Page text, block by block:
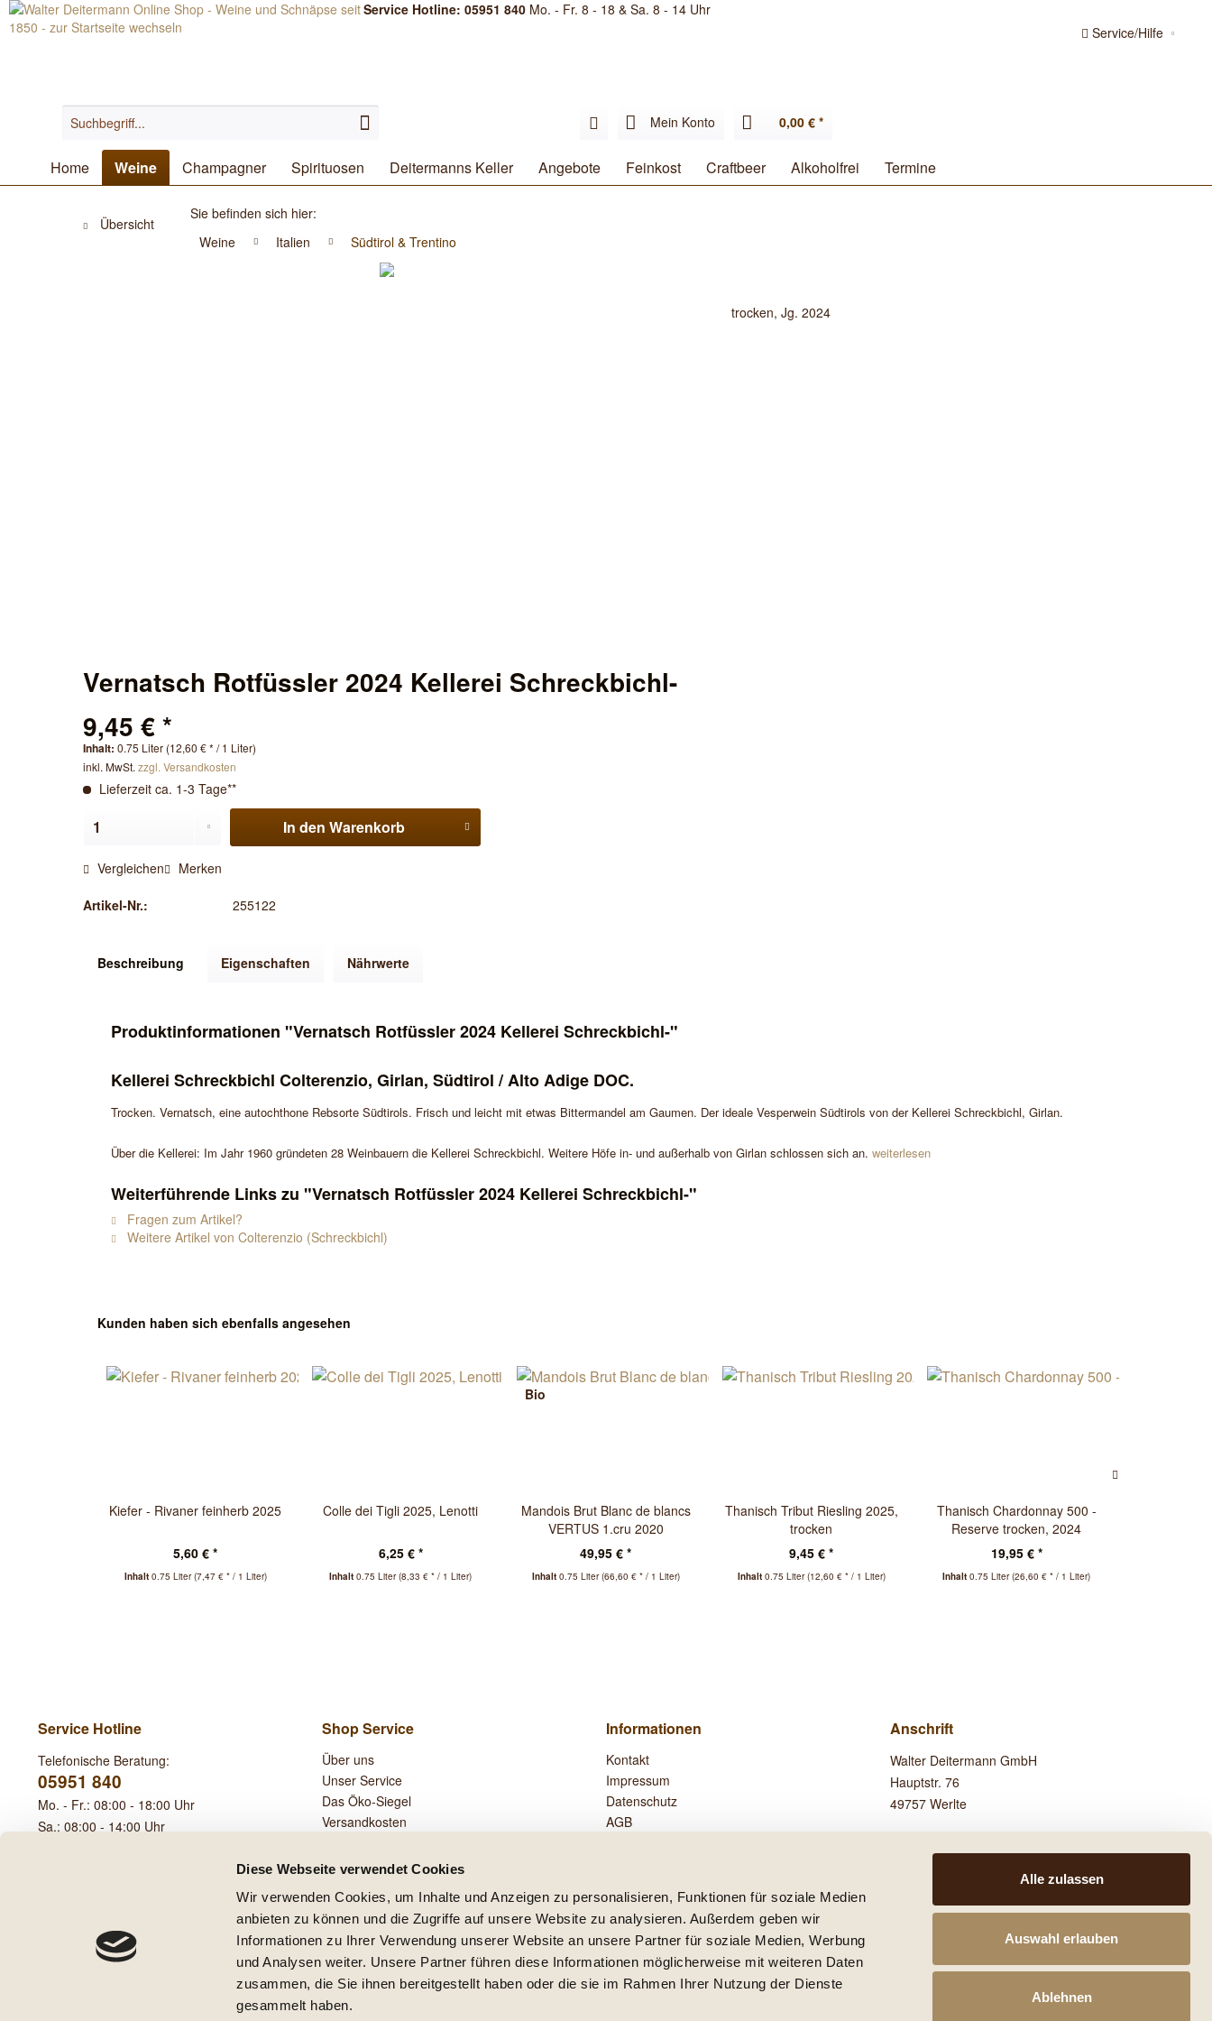
Diese Webseite verwendet Cookies
Wir verwenden Cookies, um Inhalte und Anzeigen zu personalisieren, Funktionen für soziale Medien
anbieten zu können und die Zugriffe auf unsere Website zu analysieren. Außerdem geben wir
Informationen zu Ihrer Verwendung unserer Website an unsere Partner für soziale Medien, Werbung
und Analysen weiter. Unsere Partner führen diese Informationen möglicherweise mit weiteren Daten
zusammen, die Sie ihnen bereitgestellt haben oder die sie im Rahmen Ihrer Nutzung der Dienste
gesammelt haben.
Alle zulassen
Auswahl erlauben
Ablehnen
Service Hotline: 05951 840 Mo. - Fr. 8 - 18 & Sa. 8 - 14 Uhr
Service/Hilfe
Mein Konto 0,00 € *
Home Weine Champagner Spirituosen Deitermanns Keller Angebote Feinkost Craftbeer Alkoholfrei Termine
Übersicht
Sie befinden sich hier:
Weine
Italien Südtirol & Trentino
Vernatsch Rotfüssler 2024 Kellerei Schreckbichl-
trocken, Jg. 2024
9,45 € *
Inhalt: 0.75 Liter (12,60 € * / 1 Liter)
inkl. MwSt. zzgl. Versandkosten
Lieferzeit ca. 1-3 Tage**
In den Warenkorb
Vergleichen Merken
Artikel-Nr.: 255122
Beschreibung Eigenschaften Nährwerte
Produktinformationen "Vernatsch Rotfüssler 2024 Kellerei Schreckbichl-"
Kellerei Schreckbichl Colterenzio, Girlan, Südtirol / Alto Adige DOC.
Trocken. Vernatsch, eine autochthone Rebsorte Südtirols. Frisch und leicht mit etwas Bittermandel am Gaumen. Der ideale Vesperwein Südtirols von der Kellerei Schreckbichl, Girlan.
Über die Kellerei: Im Jahr 1960 gründeten 28 Weinbauern die Kellerei Schreckbichl. Weitere Höfe in- und außerhalb von Girlan schlossen sich an. weiterlesen
Weiterführende Links zu "Vernatsch Rotfüssler 2024 Kellerei Schreckbichl-"
Fragen zum Artikel?
Weitere Artikel von Colterenzio (Schreckbichl)
Kunden haben sich ebenfalls angesehen
Kiefer - Rivaner feinherb 2025
5,60 € *
Inhalt 0.75 Liter(7,47 € * / 1 Liter)
Colle dei Tigli 2025, Lenotti
6,25 € *
Inhalt0.75 Liter(8,33 € * / 1 Liter)
Bio
Mandois Brut Blanc de blancs
VERTUS 1.cru 2020
Champagner
49,95 € *
Inhalt 0.75 Liter(66,60 € * / 1 Liter)
Thanisch Tribut Riesling 2025,
trocken
9,45 € *
Inhalt 0.75 Liter(12,60 € * / 1 Liter)
Thanisch Chardonnay 500 -
Reserve trocken, 2024
19,95 € *
Inhalt0.75 Liter(26,60 € * / 1 Liter)
Service Hotline
Telefonische Beratung:
05951 840
Mo. - Fr.: 08:00 - 18:00 Uhr
Sa.: 08:00 - 14:00 Uhr
Shop Service
Über uns
Unser Service
Das Öko-Siegel
Versandkosten
Informationen
Kontakt
Impressum
Datenschutz
AGB
Vertrag widerrufen
Anschrift
Walter Deitermann GmbH
Hauptstr. 76
49757 Werlte
* Alle Preise inkl. gesetzl. Mehrwertsteuer zzgl.Versandkostenund ggf. Nachnahmegebühren, wenn nicht anders beschrieben.
** Gilt für Lieferungen innerhalb Deutschlands, Lieferzeiten für andere Länder entnehmen Sie bitte der Schaltfläche mit den Versandinformationen.